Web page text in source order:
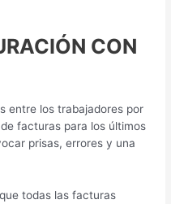
CON
entre los trabajadores por
facturas para los últimos
prisas, errores y una
todas las facturas